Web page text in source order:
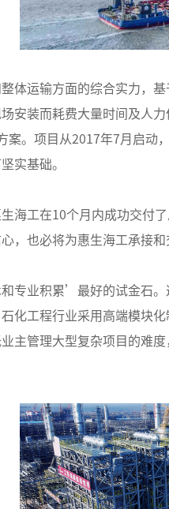
体运输方面的综合实力，
安装而耗费大量时间及人
。项目从2017年7月启
实基础。
海工在10个月内成功交付
，也必将为惠生海工承接
业积累’最好的试金石
化工程行业采用高端模块
主管理大型复杂项目的